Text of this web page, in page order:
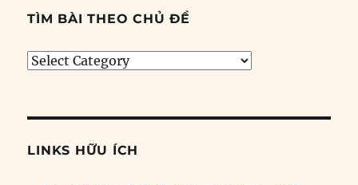
TÌM BÀI THEO CHỦ ĐỀ
Tìm
đề
LINKS HỮU ÍCH